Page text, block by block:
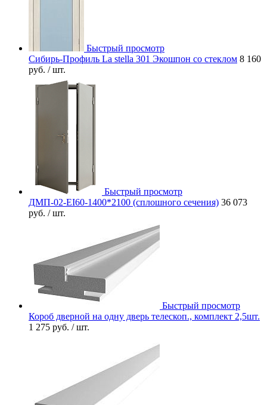
Быстрый просмотр
Сибирь-Профиль La stella 301 Экошпон со стеклом 8 160
руб. / шт.
Быстрый просмотр
ДМП-02-EI60-1400*2100 (сплошного сечения) 36 073
руб. / шт.
Быстрый просмотр
Короб дверной на одну дверь телескоп., комплект 2,5шт.
1 275 руб. / шт.